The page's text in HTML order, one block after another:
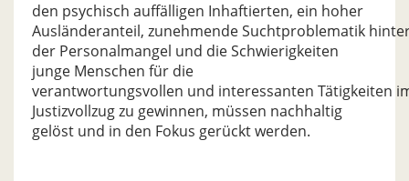
den psychisch auffälligen Inhaftierten, ein hoher
Ausländeranteil, zunehmende Suchtproblematik
der Personalmangel und die Schwierigkeiten
junge Menschen für die
verantwortungsvollen und interessanten Tätigkeiten
Justizvollzug zu gewinnen, müssen nachhaltig
gelöst und in den Fokus gerückt werden.